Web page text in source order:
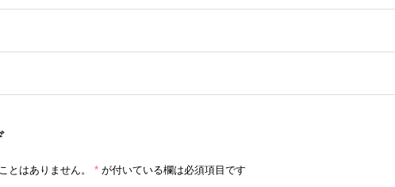
とはありません。 * が付いている欄は必須項目です